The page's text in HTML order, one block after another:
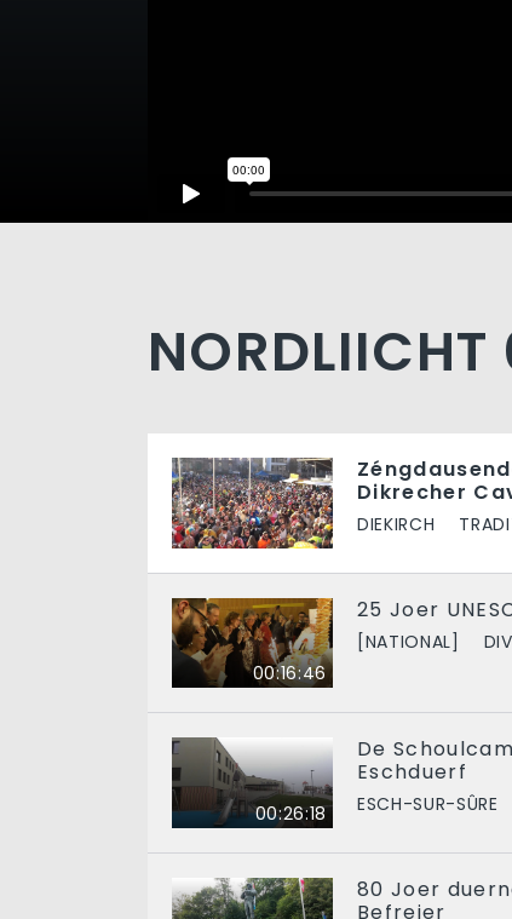
Dikrecher
DIEKIRCH
00:16:46
25 Joer
[NATIONAL]
00:26:18
De
Eschduerf
ESCH-SUR-SÛRE
80 Joer
Befreier